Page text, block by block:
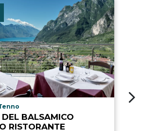
BALSAMICO
RISTORANTE